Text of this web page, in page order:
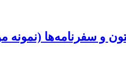
و سفرنامه‌ها (نمونه